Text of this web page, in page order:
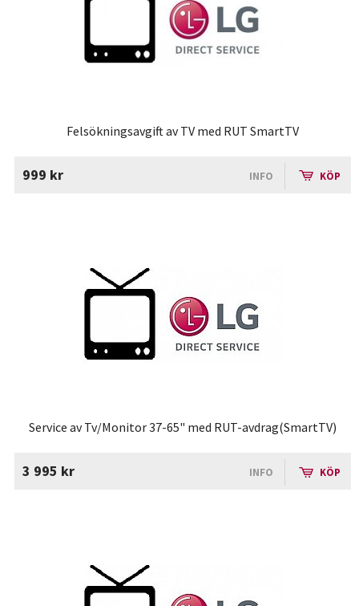
Felsökningsavgift av TV med RUT SmartTV
999 kr INFO KÖP
Service av Tv/Monitor 37-65" med RUT-avdrag(SmartTV)
3 995 kr INFO KÖP